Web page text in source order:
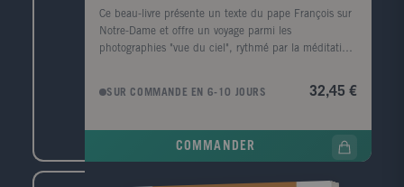
Ce beau-livre présente un texte du pape François sur
Notre-Dame et offre un voyage parmi les
photographies "vue du ciel", rythmé par la méditation
est consacrée. Sa beauté prend sens, la puissance de
l'édifice suscite l'unité des chrétiens et la figure
visage de la cathédrale ne sera plus jamais celui
SUR COMMANDE EN 6-10 JOURS 32,45 €
COMMANDER